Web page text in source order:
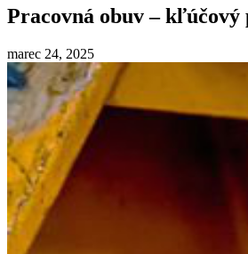
Pracovná obuv – kľúčový
marec 24, 2025